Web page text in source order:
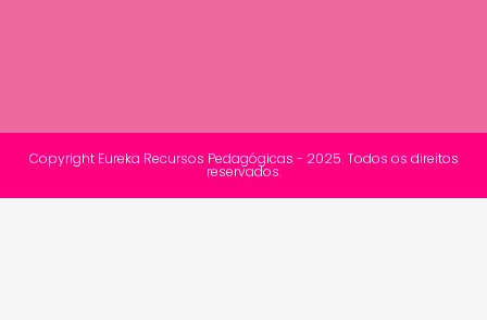
Copyright Eureka Recursos Pedagógicas - 2025. Todos os direitos
reservados.